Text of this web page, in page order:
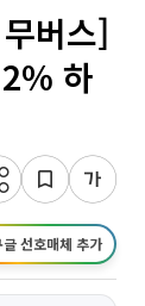
버스]
하
글 선호매체 추가